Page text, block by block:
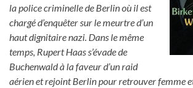
la police criminelle de Berlin où il est
chargé d’enquêter sur le meurtre d’un
haut dignitaire nazi. Dans le même
temps, Rupert Haas s’évade de
Buchenwald à la faveur d’un raid
aérien et rejoint Berlin pour retrouver femme